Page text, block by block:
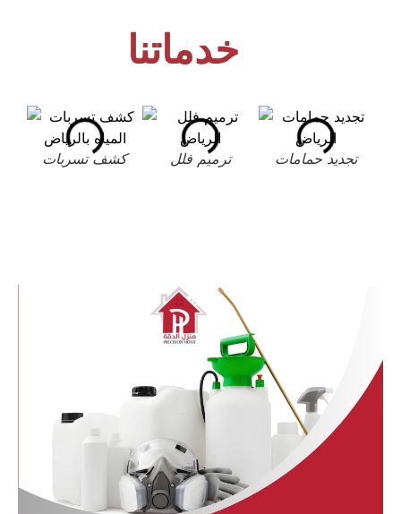
خدماتنا
كشف تسربات ترميم فلل تجديد حمامات